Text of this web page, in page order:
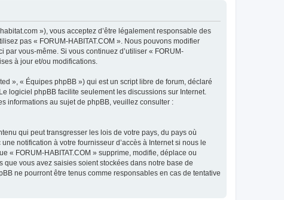
»), vous acceptez d’être légalement responsable des
pas « FORUM-HABITAT.COM ». Nous pouvons modifier
vous-même. Si vous continuez d’utiliser « FORUM-
à jour et/ou modifications.
», « Équipes phpBB ») qui est un script libre de forum, déclaré
. Le logiciel phpBB facilite seulement les discussions sur Internet.
informations au sujet de phpBB, veuillez consulter :
qui peut transgresser les lois de votre pays, du pays où
notification à votre fournisseur d’accès à Internet si nous le
« FORUM-HABITAT.COM » supprime, modifie, déplace ou
vous avez saisies soient stockées dans notre base de
ne pourront être tenus comme responsables en cas de tentative